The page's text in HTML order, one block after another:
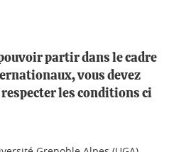
partir dans le cadre
vous devez
les conditions ci